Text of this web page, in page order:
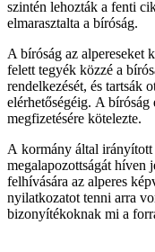
szintén lehozták a fenti
elmarasztalta a bíróság.
A bíróság az alpereseket
felett tegyék közzé a
rendelkezését, és tartsák
elérhetőségéig. A bíróság
megfizetésére kötelezte.
A kormány által irányított
megalapozottságát híven
felhívására az alperes
nyilatkozatot tenni arra
bizonyítékoknak mi a